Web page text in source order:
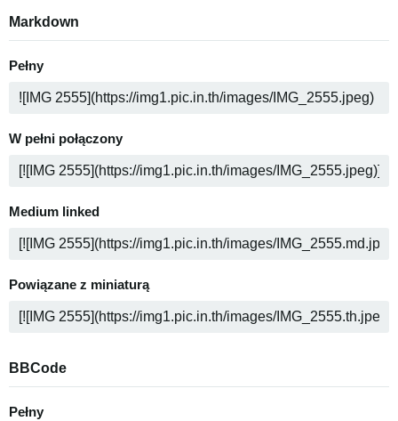
Markdown
Pełny
W pełni połączony
Medium linked
Powiązane z miniaturą
BBCode
Pełny